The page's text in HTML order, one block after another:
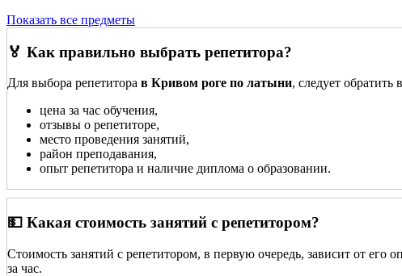
Показать все предметы
🏅 Как правильно выбрать репетитора?
Для выбора репетитора в Кривом роге по латыни, следует обратить
цена за час обучения,
отзывы о репетиторе,
место проведения занятий,
район преподавания,
опыт репетитора и наличие диплома о образовании.
💵 Какая стоимость занятий с репетитором?
Стоимость занятий с репетитором, в первую очередь, зависит от
за час.